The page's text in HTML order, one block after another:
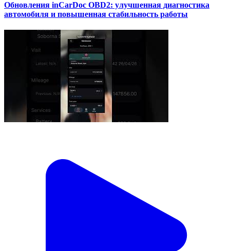
Обновления inCarDoc OBD2: улучшенная диагностика
автомобиля и повышенная стабильность работы